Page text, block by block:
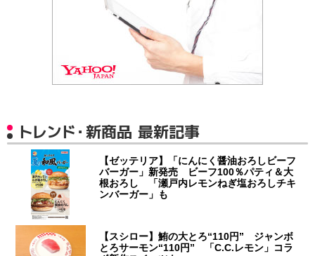
トレンド・新商品 最新記事
【ゼッテリア】「にんにく醤油おろしビーフ
バーガー」新発売 ビーフ100％パティ＆大
根おろし 「瀬戸内レモンねぎ塩おろしチキ
ンバーガー」も
【スシロー】鮪の大とろ“110円” ジャンボ
とろサーモン“110円” 「C.C.レモン」コラ